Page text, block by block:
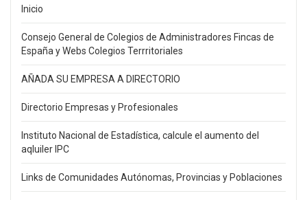
Inicio
Consejo General de Colegios de Administradores Fincas de
España y Webs Colegios Terrritoriales
AÑADA SU EMPRESA A DIRECTORIO
Directorio Empresas y Profesionales
Instituto Nacional de Estadística, calcule el aumento del
aqluiler IPC
Links de Comunidades Autónomas, Provincias y Poblaciones